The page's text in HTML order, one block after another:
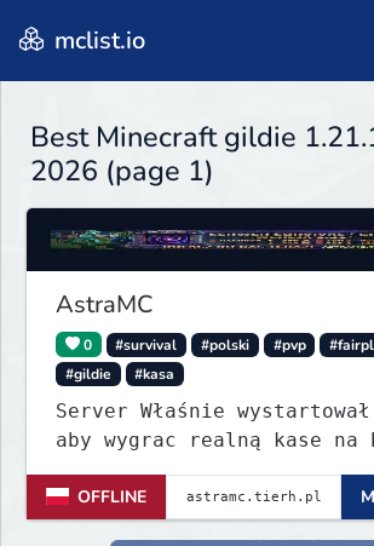
mclist.io
Best Minecraft gildie
2026 (page 1)
AstraMC
0 #survival #polski #pvp
#gildie
#kasa
Server Właśnie
aby wygrac realną kase
revolut czytać opis
Discordzie server pod
pieniężne .
OFFLINE